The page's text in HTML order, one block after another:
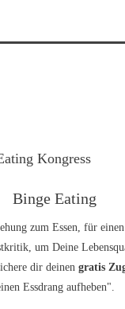
Binge Eating
zum Essen, für
um Deine
dir deinen gratis
Essdrang aufheben".